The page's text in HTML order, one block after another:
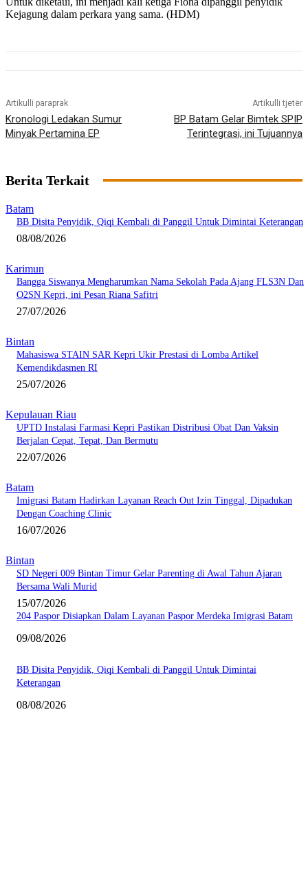
Kejagung dalam perkara yang sama. (HDM)
Artikulli paraprak
Kronologi Ledakan Sumur
Minyak Pertamina EP
Artikulli tjetër
BP Batam Gelar Bimtek SPIP
Terintegrasi, ini Tujuannya
Berita Terkait
Batam
BB Disita Penyidik, Qiqi Kembali di Panggil Untuk Dimintai Keterangan
08/08/2026
Karimun
Bangga Siswanya Mengharumkan Nama Sekolah Pada Ajang FLS3N Dan
O2SN Kepri, ini Pesan Riana Safitri
27/07/2026
Bintan
Mahasiswa STAIN SAR Kepri Ukir Prestasi di Lomba Artikel
Kemendikdasmen RI
25/07/2026
Kepulauan Riau
UPTD Instalasi Farmasi Kepri Pastikan Distribusi Obat Dan Vaksin
Berjalan Cepat, Tepat, Dan Bermutu
22/07/2026
Batam
Imigrasi Batam Hadirkan Layanan Reach Out Izin Tinggal, Dipadukan
Dengan Coaching Clinic
16/07/2026
Bintan
SD Negeri 009 Bintan Timur Gelar Parenting di Awal Tahun Ajaran
Bersama Wali Murid
15/07/2026
204 Paspor Disiapkan Dalam Layanan Paspor Merdeka Imigrasi Batam
09/08/2026
BB Disita Penyidik, Qiqi Kembali di Panggil Untuk Dimintai
Keterangan
08/08/2026